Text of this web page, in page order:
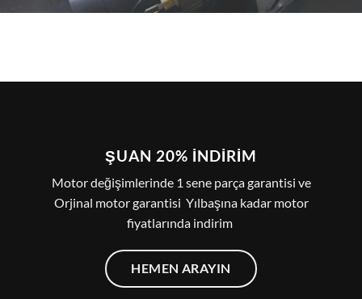
ŞUAN 20% İNDIRIM
Motor değişimlerinde 1 sene parça garantisi ve
Orjinal motor garantisi Yılbaşına kadar motor
fiyatlarında indirim
HEMEN ARAYIN